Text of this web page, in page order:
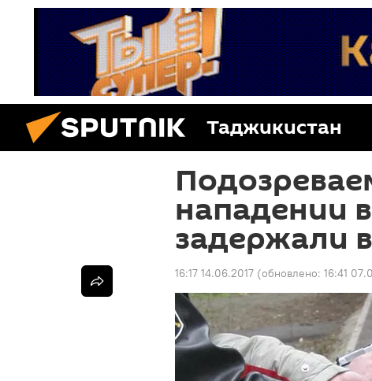
Таджикистан
нападении
задержали
16:17 14.06.2017 (обновлено: 16:41